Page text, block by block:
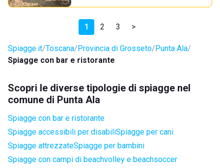
1 2 3 >
Spiagge.it Toscana Provincia di Grosseto Punta Ala
Spiagge con bar e ristorante
Scopri le diverse tipologie di spiagge nel
comune di Punta Ala
Spiagge con bar e ristorante
Spiagge accessibili per disabiliSpiagge per cani
Spiagge attrezzateSpiagge per bambini
Spiagge con campi di beachvolley e beachsoccer